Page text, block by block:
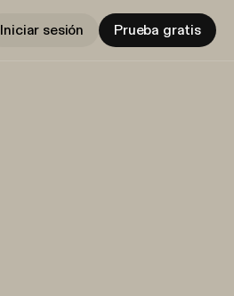
Iniciar sesión Prueba gratis